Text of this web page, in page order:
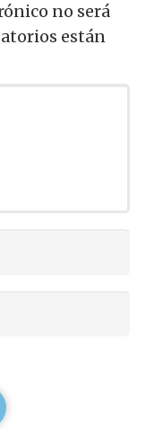
no será
están